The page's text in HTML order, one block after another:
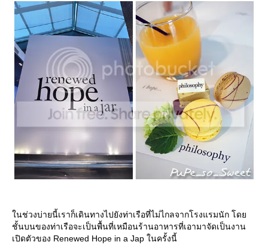
นช่วงบ่ายนี้เราก็เดินทางไปยังท่าเรือที่ไม่ไกลจากโรงแรมนัก โด
ชั้นบนของท่าเรือจะเป็นพื้นที่เหมือนร้านอาหารที่เอามาจัดเป็นงาน
เปิดตัวของ Renewed Hope in a Jap ในครั้งนี้